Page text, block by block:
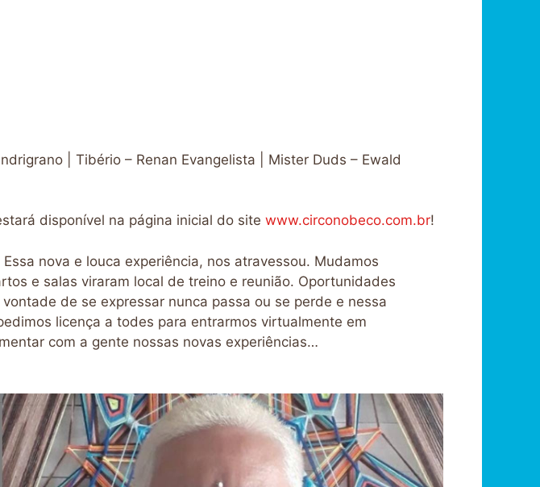
| Tibério – Renan Evangelista | Mister Duds – Ewald
disponível na página inicial do site www.circonobeco.com.br!
nova e louca experiência, nos atravessou. Mudamos
e salas viraram local de treino e reunião. Oportunidades
de se expressar nunca passa ou se perde e nessa
licença a todes para entrarmos virtualmente em
com a gente nossas novas experiências…